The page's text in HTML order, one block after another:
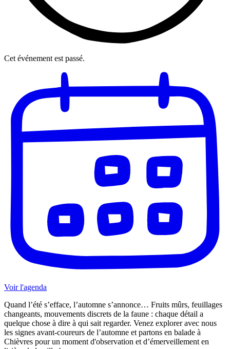
Cet événement est passé.
Voir l'agenda
Quand l’été s’efface, l’automne s’annonce… Fruits mûrs, feuillages
changeants, mouvements discrets de la faune : chaque détail a
quelque chose à dire à qui sait regarder. Venez explorer avec nous
les signes avant-coureurs de l’automne et partons en balade à
Chièvres pour un moment d'observation et d’émerveillement en